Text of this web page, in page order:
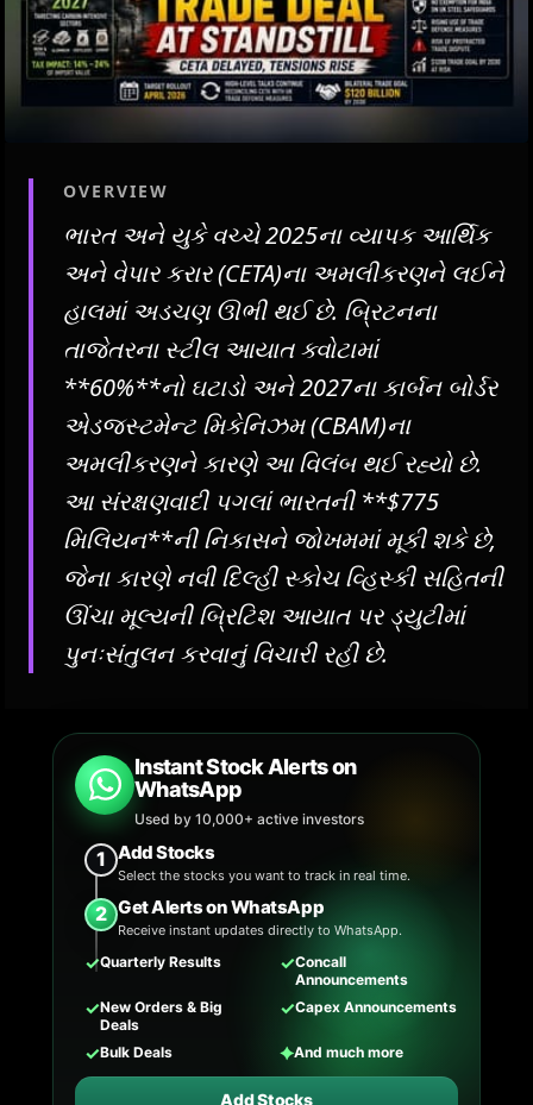
OVERVIEW
ભારત અને યુકે વચ્ચે 2025ના વ્યાપક આર્થિક
અને વેપાર કરાર (CETA)ના અમલીકરણને લઈને
હાલમાં અડચણ ઊભી થઈ છે. બ્રિટનના
તાજેતરના સ્ટીલ આયાત ક્વોટામાં
**60%**નો ઘટાડો અને 2027ના કાર્બન બોર્ડર
એડજસ્ટમેન્ટ મિકેનિઝમ (CBAM)ના
અમલીકરણને કારણે આ વિલંબ થઈ રહ્યો છે.
આ સંરક્ષણવાદી પગલાં ભારતની **$775
મિલિયન**ની નિકાસને જોખમમાં મૂકી શકે છે,
જેના કારણે નવી દિલ્હી સ્કોચ વ્હિસ્કી સહિતની
ઊંચા મૂલ્યની બ્રિટિશ આયાત પર ડ્યુટીમાં
પુનઃસંતુલન કરવાનું વિચારી રહી છે.
Instant Stock Alerts on
WhatsApp
Used by 10,000+ active investors
1 Add Stocks
Select the stocks you want to track in real time.
2 Get Alerts on WhatsApp
Receive instant updates directly to WhatsApp.
✓Quarterly Results ✓Concall
Announcements
✓New Orders & Big
Deals
✓Capex Announcements
✓Bulk Deals ✦And much more
Add Stocks